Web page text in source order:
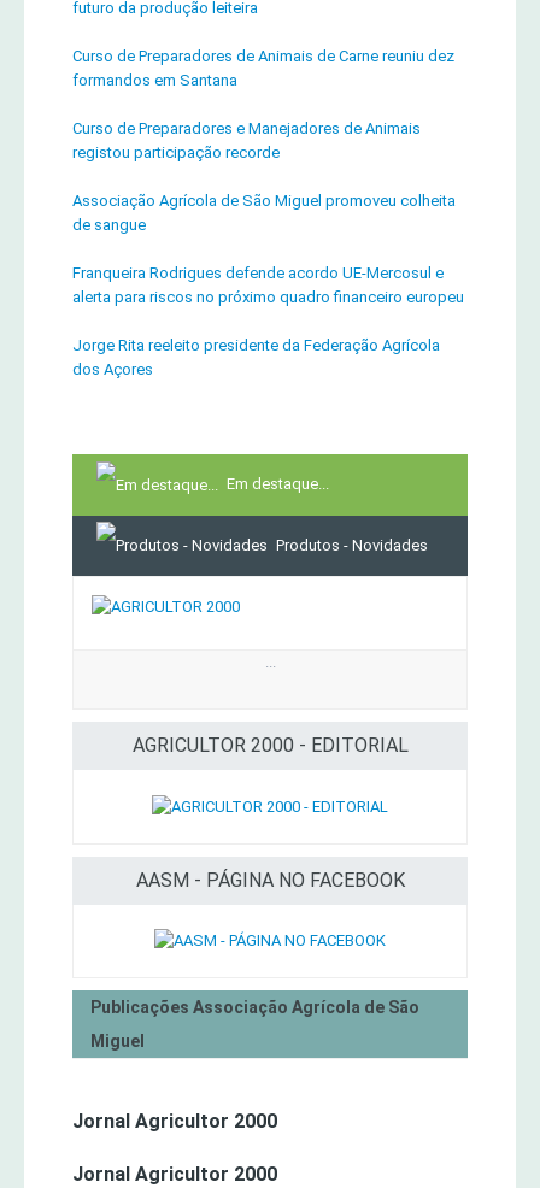
futuro da produção leiteira
Curso de Preparadores de Animais de Carne reuniu dez
formandos em Santana
Curso de Preparadores e Manejadores de Animais
registou participação recorde
Associação Agrícola de São Miguel promoveu colheita
de sangue
Franqueira Rodrigues defende acordo UE-Mercosul e
alerta para riscos no próximo quadro financeiro europeu
Jorge Rita reeleito presidente da Federação Agrícola
dos Açores
Em destaque...
Produtos - Novidades
...
AGRICULTOR 2000 - EDITORIAL
AASM - PÁGINA NO FACEBOOK
Publicações Associação Agrícola de São
Miguel
Jornal Agricultor 2000
Jornal Agricultor 2000